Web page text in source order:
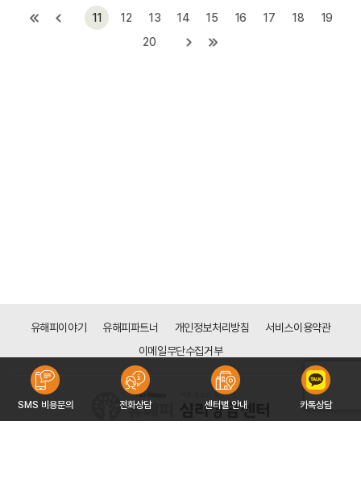
11 12 13 14 15 16 17 18
19
20
유해피이야기 유해피파트너 개인정보처리방침
서비스이용약관
이메일무단수집거부
SMS 비용문의 전화상담 센터별 안내 카톡상담